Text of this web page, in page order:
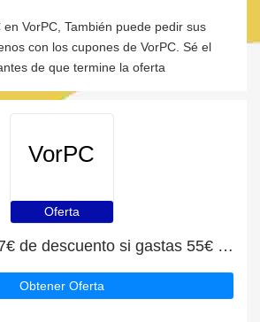
VorPC, También puede pedir sus
con los cupones de VorPC. Sé el
de que termine la oferta
VorPC
Oferta
Consigue un 6.7€ de descuento si gastas 55€ en VorPC
Obtener Oferta